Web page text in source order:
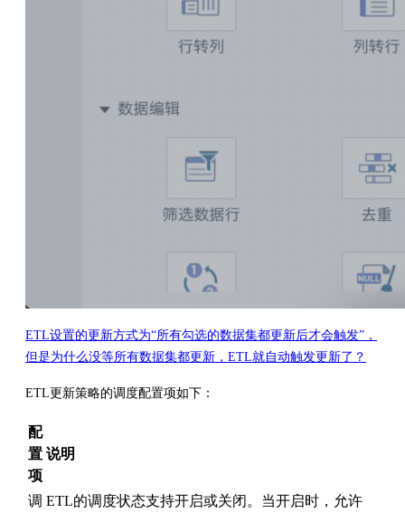
ETL设置的更新方式为“所有勾选的数据集都更新后才会触发”，
但是为什么没等所有数据集都更新，ETL就自动触发更新了？
ETL更新策略的调度配置项如下：
配
置
项
说明
调 ETL的调度状态支持开启或关闭。当开启时，允许